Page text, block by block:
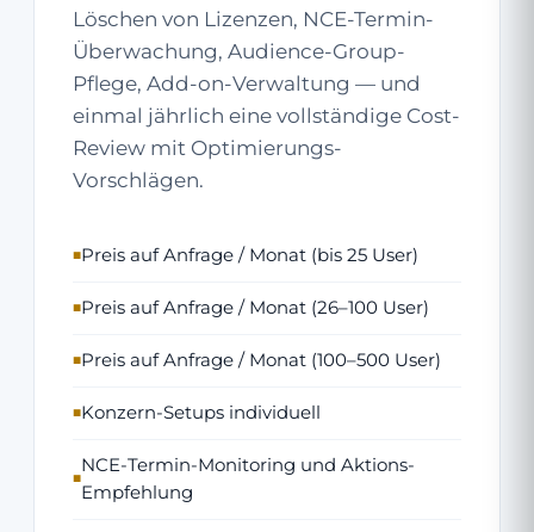
Löschen von Lizenzen, NCE-Termin-
Überwachung, Audience-Group-
Pflege, Add-on-Verwaltung — und
einmal jährlich eine vollständige Cost-
Review mit Optimierungs-
Vorschlägen.
Preis auf Anfrage / Monat (bis 25 User)
Preis auf Anfrage / Monat (26–100 User)
Preis auf Anfrage / Monat (100–500 User)
Konzern-Setups individuell
NCE-Termin-Monitoring und Aktions-
Empfehlung